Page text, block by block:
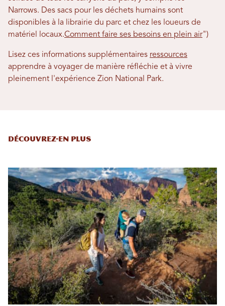
Narrows. Des sacs pour les déchets humains sont
disponibles à la librairie du parc et chez les loueurs de
matériel locaux.Comment faire ses besoins en plein air")
Lisez ces informations supplémentaires ressources
apprendre à voyager de manière réfléchie et à vivre
pleinement l'expérience Zion National Park.
Découvrez-en plus